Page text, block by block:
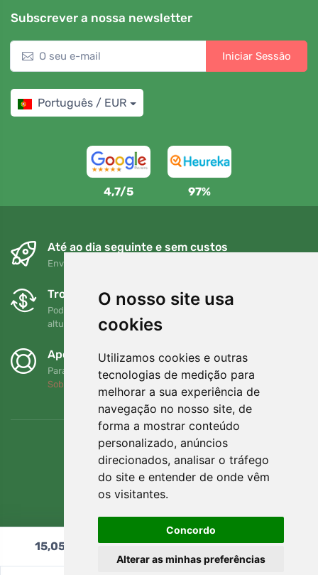
O nosso site usa
cookies
Utilizamos cookies e outras
tecnologias de medição para
melhorar a sua experiência de
navegação no nosso site, de
forma a mostrar conteúdo
personalizado, anúncios
direcionados, analisar o tráfego
do site e entender de onde vêm
os visitantes.
Concordo
Alterar as minhas preferências
Subscrever a nossa newsletter
Iniciar Sessão
Português / EUR
4,7/5 97%
Até ao dia seguinte e sem custos
Envio gratuito para encomendas superiores a 80 EUR
Trocas e devoluções gratuitas
Pode devolver ou trocar a sua encomenda em qualquer
altura no prazo de 90 dias
Apoiamos a Trees.org
Para cada encomenda plantamos uma árvore! Leia mais
Sobre nós
15,05 Adicionar ao carrinho